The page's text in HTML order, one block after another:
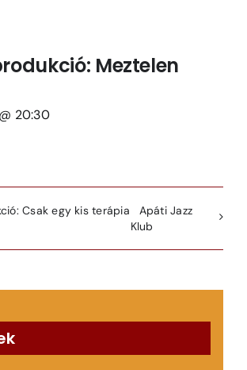
Meztelen
20:30
Csak egy kis terápia
Apáti Jazz
Klub